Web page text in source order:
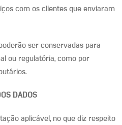
com os clientes que enviaram
ser conservadas para
ou regulatória, como por
DADOS
aplicável, no que diz respeito